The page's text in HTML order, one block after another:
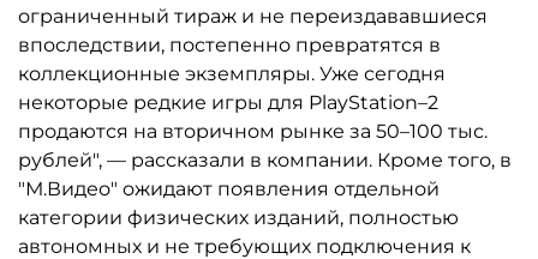
ограниченный тираж и не переиздававшиеся
впоследствии, постепенно превратятся в
коллекционные экземпляры. Уже сегодня
некоторые редкие игры для PlayStation–2
продаются на вторичном рынке за 50–100 тыс.
рублей", — рассказали в компании. Кроме того, в
"М.Видео" ожидают появления отдельной
категории физических изданий, полностью
автономных и не требующих подключения к